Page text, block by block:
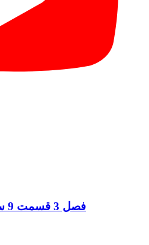
فصل 3 قسمت 9 سریال مرد عنکبوتی نهایی